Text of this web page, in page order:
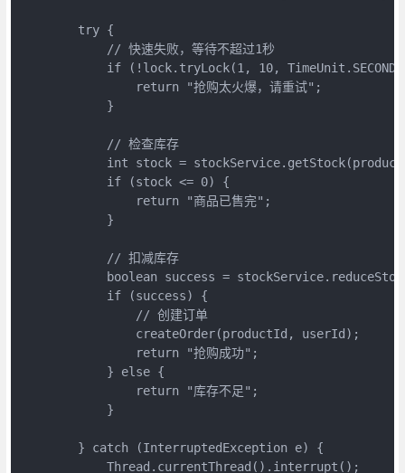
        try {
            // 快速失败，等待不超过1秒
if (!lock.tryLock(1, 10,
                return "抢购太火爆，请重试";
            }
            // 检查库存
int stock =
            if (stock <= 0) {
                return "商品已售完";
            }
            // 扣减库存
boolean success =
            if (success) {
                // 创建订单
                createOrder(productId, userId);
                return "抢购成功";
            } else {
                return "库存不足";
            }
        } catch (InterruptedException e) {
            Thread.currentThread().interrupt();